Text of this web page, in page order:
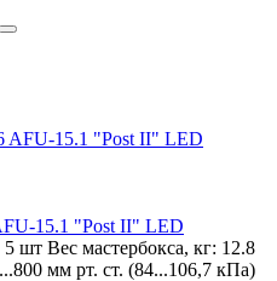
15.1 "Post II" LED
5 шт Вес мастербокса, кг: 12.8
мм рт. ст. (84...106,7 кПа)